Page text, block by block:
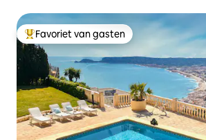
Topfavoriet van gasten
Favoriet van gasten